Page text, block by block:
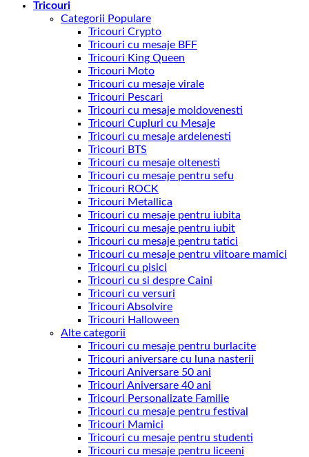
Tricouri
Categorii Populare
Tricouri Crypto
Tricouri cu mesaje BFF
Tricouri King Queen
Tricouri Moto
Tricouri cu mesaje virale
Tricouri Pescari
Tricouri cu mesaje moldovenesti
Tricouri Cupluri cu Mesaje
Tricouri cu mesaje ardelenesti
Tricouri BTS
Tricouri cu mesaje oltenesti
Tricouri cu mesaje pentru sefu
Tricouri ROCK
Tricouri Metallica
Tricouri cu mesaje pentru iubita
Tricouri cu mesaje pentru iubit
Tricouri cu mesaje pentru tatici
Tricouri cu mesaje pentru viitoare mamici
Tricouri cu pisici
Tricouri cu si despre Caini
Tricouri cu versuri
Tricouri Absolvire
Tricouri Halloween
Alte categorii
Tricouri cu mesaje pentru burlacite
Tricouri aniversare cu luna nasterii
Tricouri Aniversare 50 ani
Tricouri Aniversare 40 ani
Tricouri Personalizate Familie
Tricouri cu mesaje pentru festival
Tricouri Mamici
Tricouri cu mesaje pentru studenti
Tricouri cu mesaje pentru liceeni